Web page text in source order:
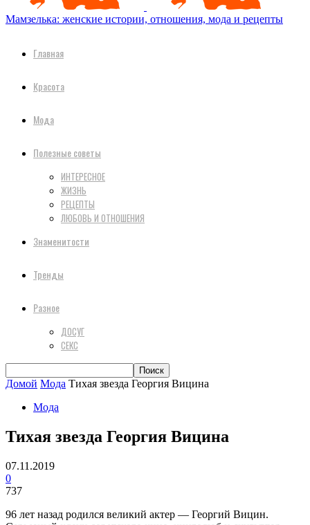
Мамзелька: женские истории, отношения, мода и рецепты
Главная
Красота
Мода
Полезные советы
ИНТЕРЕСНОЕ
ЖИЗНЬ
РЕЦЕПТЫ
ЛЮБОВЬ И ОТНОШЕНИЯ
Знаменитости
Тренды
Разное
ДОСУГ
СЕКС
Домой Мода Тихая звезда Георгия Вицина
Мода
Тихая звезда Георгия Вицина
07.11.2019
0
737
96 лет назад родился великий актер — Георгий Вицин.